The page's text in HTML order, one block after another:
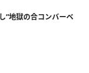
”地獄の合コンバーベ